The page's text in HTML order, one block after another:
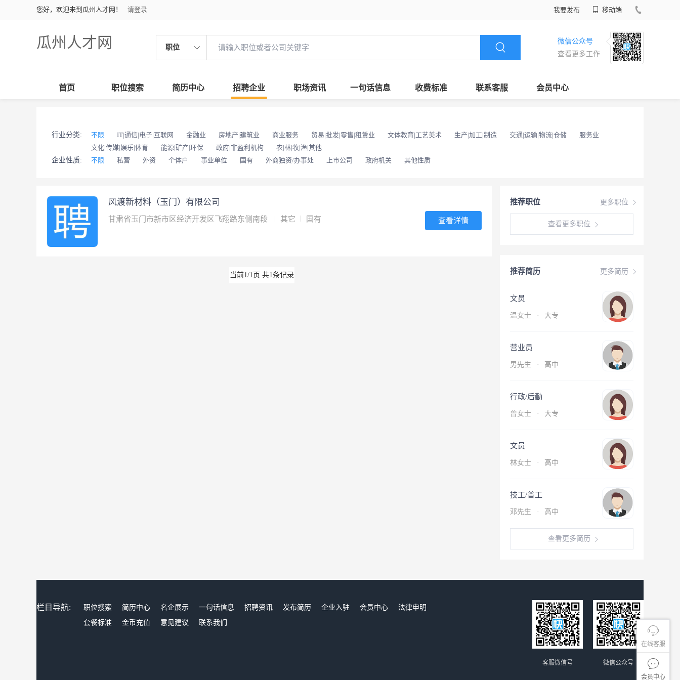
您好，欢迎来到瓜州人才网！ 请登录 我要发布 移动端
瓜州人才网 职位
微信公众号
查看更多工作
首页 职位搜索 简历中心 招聘企业 职场资讯 一句话信息 收费标准 联系客服 会员中心
在线客服
会员中心
行业分类: 不限 IT|通信|电子|互联网 金融业 房地产|建筑业 商业服务 贸易|批发|零售|租赁业 文体教育|工艺美术 生产|加工|制造 交通|运输|物流|仓储
服务业
文化|传媒|娱乐|体育
能源|矿产|环保 政府|非盈利机构
农|林|牧|渔|其他
企业性质:
不限 私营 外资 个体户 事业单位 国有 外商独资/办事处 上市公司 政府机关 其他性质
更多职位
推荐职位
查看更多职位
更多简历
推荐简历
文员
温女士 · 大专
营业员
男先生 · 高中
行政/后勤
曾女士 · 大专
文员
林女士 · 高中
技工/普工
邓先生 · 高中
查看更多简历
风渡新材料（玉门）有限公司
甘肃省玉门市新市区经济开发区飞翔路东侧南段 其它 国有 查看详情
当前1/1页 共1条记录
栏目导航: 职位搜索 简历中心 名企展示 一句话信息 招聘资讯 发布简历 企业入驻 会员中心
法律申明
套餐标准
金币充值 意见建议 联系我们
微信公众号
客服微信号